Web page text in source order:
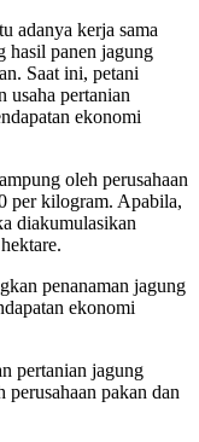
adanya kerja sama
hasil panen jagung
Saat ini, petani
usaha pertanian
ekonomi
oleh perusahaan
per kilogram. Apabila,
diakumulasikan
penanaman jagung
ekonomi
pertanian jagung
pakan dan